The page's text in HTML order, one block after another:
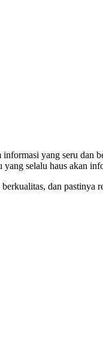
yang seru
selalu haus akan
dan pastinya